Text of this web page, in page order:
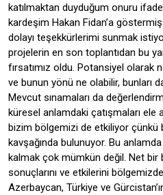
katılmaktan duyduğum onuru
kardeşim Hakan Fidan’a
dolayı teşekkürlerimi sunmak
projelerin en son toplantıdan bu
fırsatımız oldu. Potansiyel olarak
ve bunun yönü ne olabilir, bunları
Mevcut sınamaları da
küresel anlamdaki çatışmaları ele
bizim bölgemizi de etkiliyor çünkü
kavşağında bulunuyor. Bu
kalmak çok mümkün değil. Net bir
sonuçlarını ve etkilerini
Azerbaycan, Türkiye ve